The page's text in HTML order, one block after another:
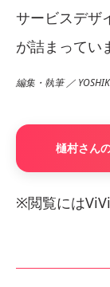
サービスデザ
が詰まってい
編集・執筆 ／
樋村さん
※閲覧には